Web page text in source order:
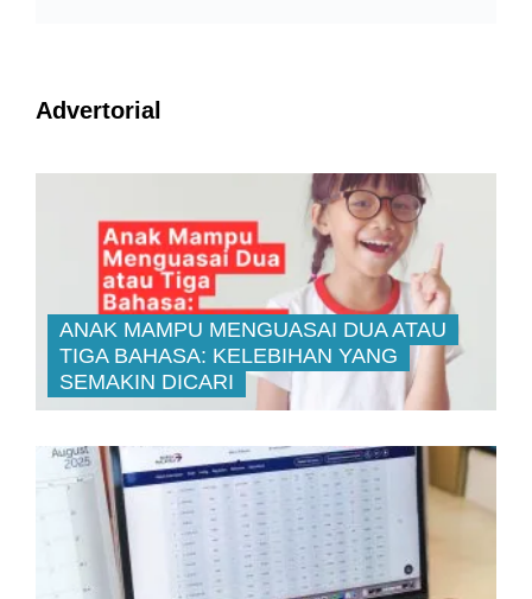
Advertorial
ANAK MAMPU MENGUASAI DUA ATAU
TIGA BAHASA: KELEBIHAN YANG
SEMAKIN DICARI